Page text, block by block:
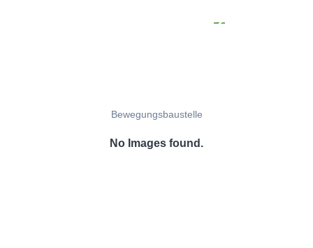
Bewegungsbaustelle
No Images found.